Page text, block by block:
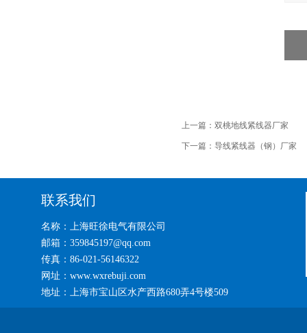
上一篇： 双桃地线紧线器厂家
下一篇： 导线紧线器（钢）厂家
联系我们
名称：上海旺徐电气有限公司
邮箱：359845197@qq.com
传真：86-021-56146322
网址：www.wxrebuji.com
地址：上海市宝山区水产西路680弄4号楼509